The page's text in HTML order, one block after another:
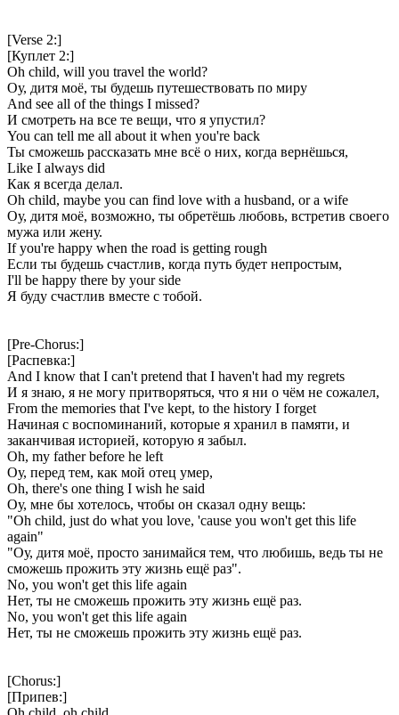
[Verse 2:]
[Куплет 2:]
Oh child, will you travel the world?
Оу, дитя моё, ты будешь путешествовать по миру
And see all of the things I missed?
И смотреть на все те вещи, что я упустил?
You can tell me all about it when you're back
Ты сможешь рассказать мне всё о них, когда вернёшься,
Like I always did
Как я всегда делал.
Oh child, maybe you can find love with a husband, or a wife
Оу, дитя моё, возможно, ты обретёшь любовь, встретив своего
мужа или жену.
If you're happy when the road is getting rough
Если ты будешь счастлив, когда путь будет непростым,
I'll be happy there by your side
Я буду счастлив вместе с тобой.
[Pre-Chorus:]
[Распевка:]
And I know that I can't pretend that I haven't had my regrets
И я знаю, я не могу притворяться, что я ни о чём не сожалел,
From the memories that I've kept, to the history I forget
Начиная с воспоминаний, которые я хранил в памяти, и
заканчивая историей, которую я забыл.
Oh, my father before he left
Оу, перед тем, как мой отец умер,
Oh, there's one thing I wish he said
Оу, мне бы хотелось, чтобы он сказал одну вещь:
"Oh child, just do what you love, 'cause you won't get this life
again"
"Оу, дитя моё, просто занимайся тем, что любишь, ведь ты не
сможешь прожить эту жизнь ещё раз".
No, you won't get this life again
Нет, ты не сможешь прожить эту жизнь ещё раз.
No, you won't get this life again
Нет, ты не сможешь прожить эту жизнь ещё раз.
[Chorus:]
[Припев:]